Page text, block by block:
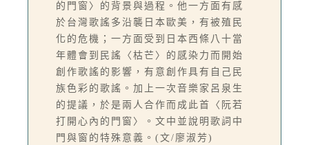
的門窗〉的背景與過程。他一方面有感
於台灣歌謠多沿襲日本歐美，有被殖民
化的危機；一方面受到日本西條八十當
年體會到民謠〈枯芒〉的感染力而開始
創作歌謠的影響，有意創作具有自己民
族色彩的歌謠。加上一次音樂家呂泉生
的提議，於是兩人合作而成此首〈阮若
打開心內的門窗〉。文中並說明歌詞中
門與窗的特殊意義。(文/廖淑芳)